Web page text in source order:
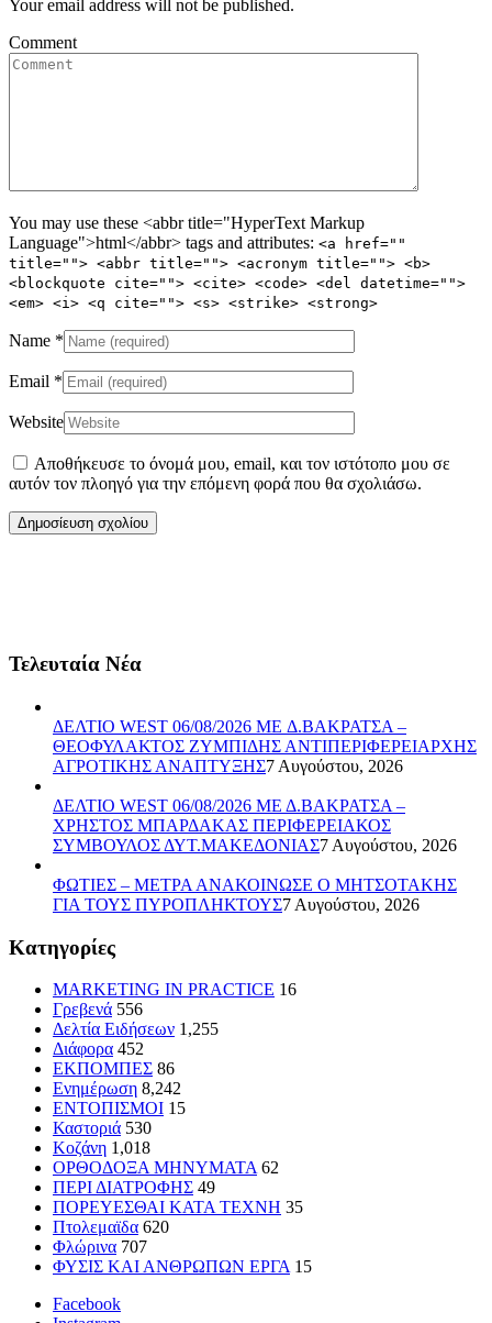
Your email address will not be published.
Comment
You may use these <abbr title="HyperText Markup
Language">html</abbr> tags and attributes: <a href=""
title=""> <abbr title=""> <acronym title=""> <b>
<blockquote cite=""> <cite> <code> <del datetime="">
<em> <i> <q cite=""> <s> <strike> <strong>
Name *
Email *
Website
Αποθήκευσε το όνομά μου, email, και τον ιστότοπο μου σε
αυτόν τον πλοηγό για την επόμενη φορά που θα σχολιάσω.
Τελευταία Νέα
ΔΕΛΤΙΟ WEST 06/08/2026 ME Δ.ΒΑΚΡΑΤΣΑ –
ΘΕΟΦΥΛΑΚΤΟΣ ΖΥΜΠΙΔΗΣ ΑΝΤΙΠΕΡΙΦΕΡΕΙΑΡΧΗΣ
ΑΓΡΟΤΙΚΗΣ ΑΝΑΠΤΥΞΗΣ7 Αυγούστου, 2026
ΔΕΛΤΙΟ WEST 06/08/2026 ΜΕ Δ.ΒΑΚΡΑΤΣΑ –
ΧΡΗΣΤΟΣ ΜΠΑΡΔΑΚΑΣ ΠΕΡΙΦΕΡΕΙΑΚΟΣ
ΣΥΜΒΟΥΛΟΣ ΔΥΤ.ΜΑΚΕΔΟΝΙΑΣ7 Αυγούστου, 2026
ΦΩΤΙΕΣ – ΜΕΤΡΑ ΑΝΑΚΟΙΝΩΣΕ Ο ΜΗΤΣΟΤΑΚΗΣ
ΓΙΑ ΤΟΥΣ ΠΥΡΟΠΛΗΚΤΟΥΣ7 Αυγούστου, 2026
Kατηγορίες
MARKETING IN PRACTICE 16
Γρεβενά 556
Δελτία Ειδήσεων 1,255
Διάφορα 452
ΕΚΠΟΜΠΕΣ 86
Ενημέρωση 8,242
ΕΝΤΟΠΙΣΜΟΙ 15
Καστοριά 530
Κοζάνη 1,018
ΟΡΘΟΔΟΞΑ ΜΗΝΥΜΑΤΑ 62
ΠΕΡΙ ΔΙΑΤΡΟΦΗΣ 49
ΠΟΡΕΥΕΣΘΑΙ ΚΑΤΑ ΤΕΧΝΗ 35
Πτολεμαϊδα 620
Φλώρινα 707
ΦΥΣΙΣ ΚΑΙ ΑΝΘΡΩΠΩΝ ΕΡΓΑ 15
Facebook